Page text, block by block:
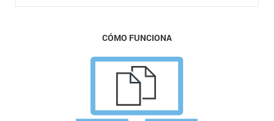
CÓMO FUNCIONA